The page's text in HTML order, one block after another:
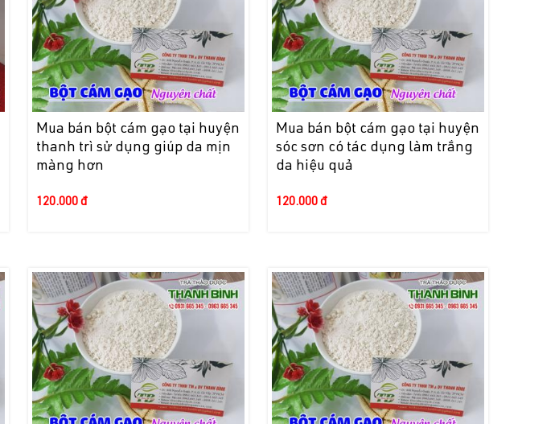
Mua bán bột cám gạo tại huyện
thanh trì sử dụng giúp da mịn
màng hơn
120.000 đ
Mua bán bột cám gạo tại huyện
sóc sơn có tác dụng làm trắng
da hiệu quả
120.000 đ